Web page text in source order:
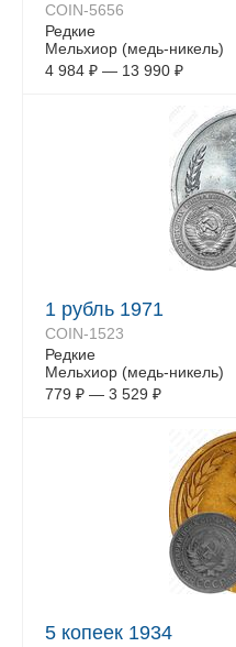
COIN-5656
Редкие
Мельхиор (медь-никель)
4 984 ₽ — 13 990 ₽
1 рубль 1971
COIN-1523
Редкие
Мельхиор (медь-никель)
779 ₽ — 3 529 ₽
5 копеек 1934